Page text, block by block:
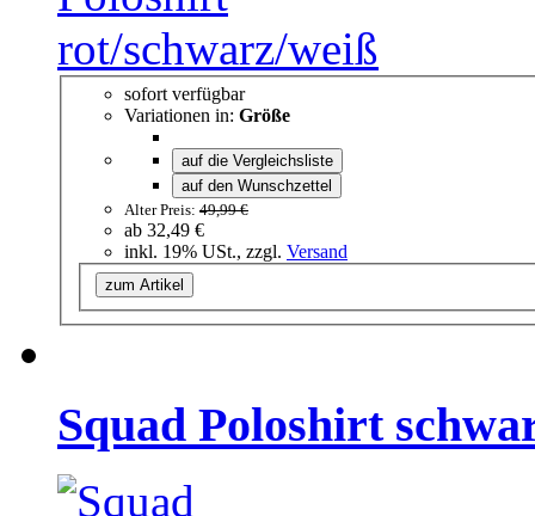
sofort verfügbar
Variationen in: Größe
auf die Vergleichsliste
auf den Wunschzettel
Alter Preis: 49,99 €
ab 32,49 €
inkl. 19% USt., zzgl. Versand
zum Artikel
Squad Poloshirt